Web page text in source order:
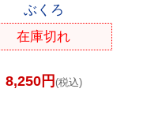
ぶくろ
在庫切れ
8,250円 (税込)